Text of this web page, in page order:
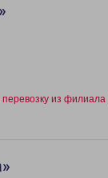
из филиала